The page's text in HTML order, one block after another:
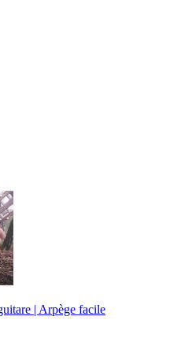
| Arpège facile